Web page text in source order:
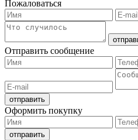
Пожаловаться
Отправить сообщение
Оформить покупку